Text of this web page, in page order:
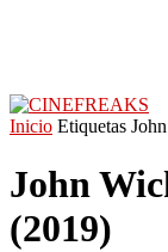
Inicio Etiquetas
John
(2019)